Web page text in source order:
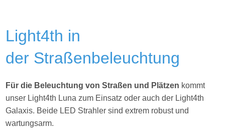
Light4th in
der Straßenbeleuchtung
Für die Beleuchtung von Straßen und Plätzen kommt
unser Light4th Luna zum Einsatz oder auch der Light4th
Galaxis. Beide LED Strahler sind extrem robust und
wartungsarm.